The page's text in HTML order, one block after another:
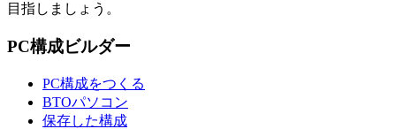
目指しましょう。
PC構成ビルダー
PC構成をつくる
BTOパソコン
保存した構成